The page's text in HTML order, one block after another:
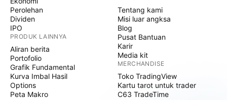
Perolehan
Dividen
IPO
PRODUK LAINNYA
Aliran berita
Portofolio
Grafik Fundamental
Kurva Imbal Hasil
Options
Peta Makro
Tentang kami
Misi luar angksa
Blog
Pusat Bantuan
Karir
Media kit
MERCHANDISE
Toko TradingView
Kartu tarot untuk trader
C63 TradeTime